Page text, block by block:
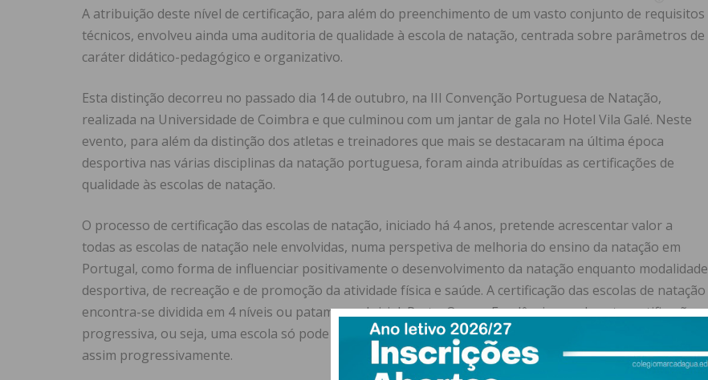
A atribuição deste nível de certificação, para além do preenchimento de um vasto conjunto de requisitos
técnicos, envolveu ainda uma auditoria de qualidade à escola de natação, centrada sobre parâmetros de
caráter didático-pedagógico e organizativo.
Esta distinção decorreu no passado dia 14 de outubro, na III Convenção Portuguesa de Natação,
realizada na Universidade de Coimbra e que culminou com um jantar de gala no Hotel Vila Galé. Neste
evento, para além da distinção dos atletas e treinadores que mais se destacaram na última época
desportiva nas várias disciplinas da natação portuguesa, foram ainda atribuídas as certificações de
qualidade às escolas de natação.
O processo de certificação das escolas de natação, iniciado há 4 anos, pretende acrescentar valor a
todas as escolas de natação nele envolvidas, numa perspetiva de melhoria do ensino da natação em
Portugal, como forma de influenciar positivamente o desenvolvimento da natação enquanto modalidade
desportiva, de recreação e de promoção da atividade física e saúde. A certificação das escolas de natação
encontra-se dividida em 4 níveis ou patamares: Inicial, Prata, Ouro e Excelência, sendo esta certificação
progressiva, ou seja, uma escola só pode aceder ao nível II – Prata após alcançar o nível I – Inicial e
assim progressivamente.